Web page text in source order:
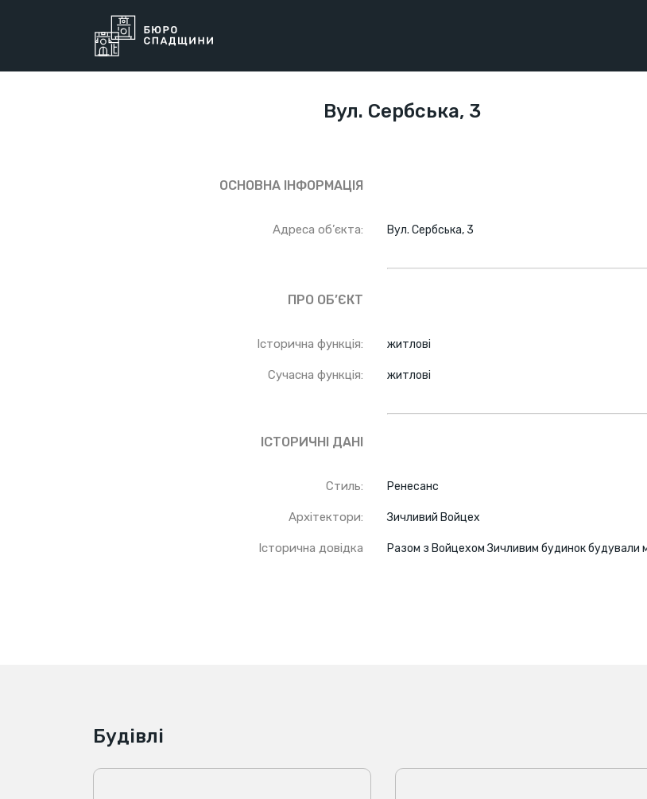
Вул. Сербська, 3
ОСНОВНА ІНФОРМАЦІЯ
Адреса об’єкта: Вул. Сербська, 3
ПРО ОБ’ЄКТ
Історична функція: житлові
Сучасна функція: житлові
ІСТОРИЧНІ ДАНІ
Стиль: Ренесанс
Архітектори: Зичливий Войцех
Історична довідка Разом з Войцехом Зичливим будинок будували
Будівлі